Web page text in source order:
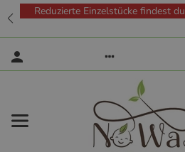
Reduzierte Einzelstücke findest